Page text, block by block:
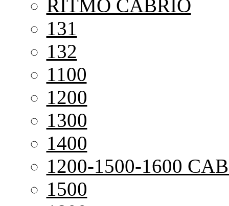
RITMO CABRIO
131
132
1100
1200
1300
1400
1200-1500-1600
1500